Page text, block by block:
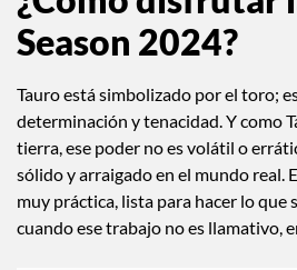
¿Cómo disfrutar
Season 2024?
Tauro está simbolizado por el toro;
determinación y tenacidad. Y como
tierra, ese poder no es volátil o
sólido y arraigado en el mundo real.
muy práctica, lista para hacer lo que